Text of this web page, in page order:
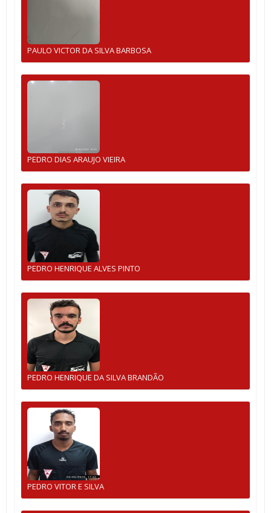
PAULO VICTOR DA SILVA BARBOSA
PEDRO DIAS ARAUJO VIEIRA
PEDRO HENRIQUE ALVES PINTO
PEDRO HENRIQUE DA SILVA BRANDÃO
PEDRO VITOR E SILVA